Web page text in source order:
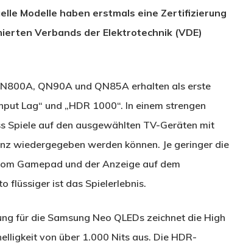
Modelle haben erstmals eine Zertifizierung
Verbands der Elektrotechnik (VDE)
QN90A und QN85A erhalten als erste
Lag“ und „HDR 1000“. In einem strengen
Spiele auf den ausgewählten TV-Geräten mit
wiedergegeben werden können. Je geringer die
Gamepad und der Anzeige auf dem
flüssiger ist das Spielerlebnis.
für die Samsung Neo QLEDs zeichnet die High
von über 1.000 Nits aus. Die HDR-